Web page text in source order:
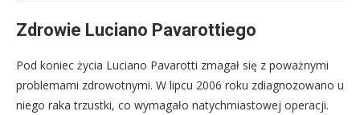
Zdrowie Luciano Pavarottiego
Pod koniec życia Luciano Pavarotti zmagał się z poważnymi
problemami zdrowotnymi. W lipcu 2006 roku zdiagnozowano u
niego raka trzustki, co wymagało natychmiastowej operacji.